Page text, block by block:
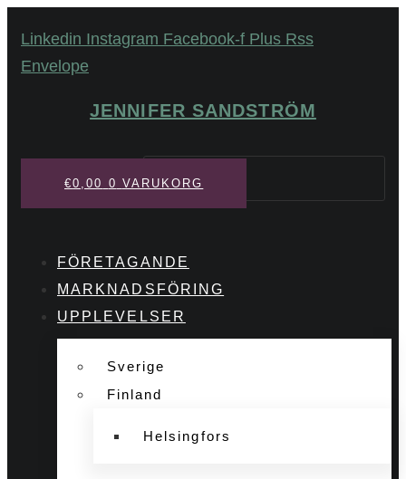
till
innehåll
Linkedin Instagram Facebook-f Plus Rss
Envelope
JENNIFER SANDSTRÖM
Sök
€0,00 0 VARUKORG
FÖRETAGANDE
MARKNADSFÖRING
UPPLEVELSER
Sverige
Finland
Helsingfors